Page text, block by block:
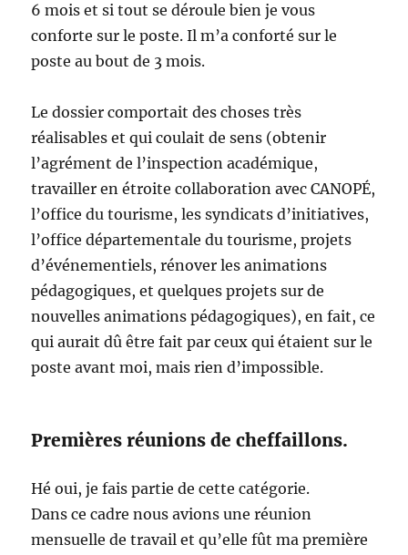
6 mois et si tout se déroule bien je vous
conforte sur le poste. Il m’a conforté sur le
poste au bout de 3 mois.
Le dossier comportait des choses très
réalisables et qui coulait de sens (obtenir
l’agrément de l’inspection académique,
travailler en étroite collaboration avec CANOPÉ,
l’office du tourisme, les syndicats d’initiatives,
l’office départementale du tourisme, projets
d’événementiels, rénover les animations
pédagogiques, et quelques projets sur de
nouvelles animations pédagogiques), en fait, ce
qui aurait dû être fait par ceux qui étaient sur le
poste avant moi, mais rien d’impossible.
Premières réunions de cheffaillons.
Hé oui, je fais partie de cette catégorie.
Dans ce cadre nous avions une réunion
mensuelle de travail et qu’elle fût ma première